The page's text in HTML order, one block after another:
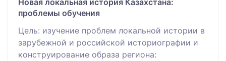
Новая локальная история Казахстана:
проблемы обучения
Цель: изучение проблем локальной истории в
зарубежной и российской историографии и
конструирование образа региона: